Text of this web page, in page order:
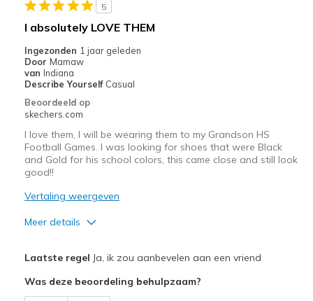
Casual Wear
Width
Sizing
Feels true to size
View On Shoes
5
I absolutely LOVE THEM
Ingezonden 1 jaar geleden
Door Mamaw
van Indiana
Describe Yourself Casual
Beoordeeld op
skechers.com
I love them, I will be wearing them to my Grandson HS
Football Games. I was looking for shoes that were Black
and Gold for his school colors, this came close and still look
good!!
Vertaling weergeven
Meer details
Comfortable
Laatste regel Ja, ik zou aanbevelen aan een vriend
Was deze beoordeling behulpzaam?